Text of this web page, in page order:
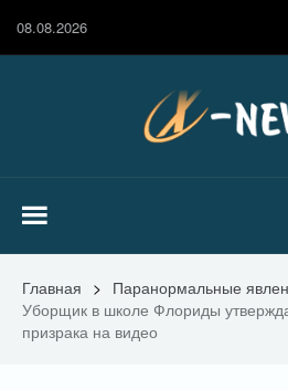
08.08.2026
Главная > Паранормальные
Уборщик в школе Флориды
призрака на видео